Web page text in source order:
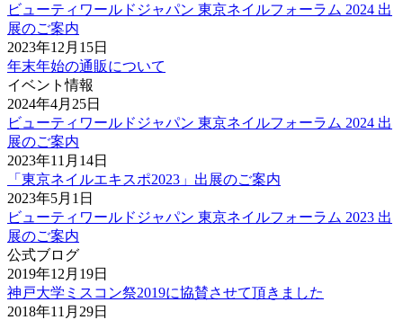
ビューティワールドジャパン 東京ネイルフォーラム 2024 出
展のご案内
2023年12月15日
年末年始の通販について
イベント情報
2024年4月25日
ビューティワールドジャパン 東京ネイルフォーラム 2024 出
展のご案内
2023年11月14日
「東京ネイルエキスポ2023」出展のご案内
2023年5月1日
ビューティワールドジャパン 東京ネイルフォーラム 2023 出
展のご案内
公式ブログ
2019年12月19日
神戸大学ミスコン祭2019に協賛させて頂きました
2018年11月29日